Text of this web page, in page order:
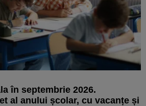
în septembrie 2026.
al anului școlar, cu vacanțe și